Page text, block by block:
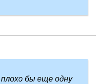
бы еще одну